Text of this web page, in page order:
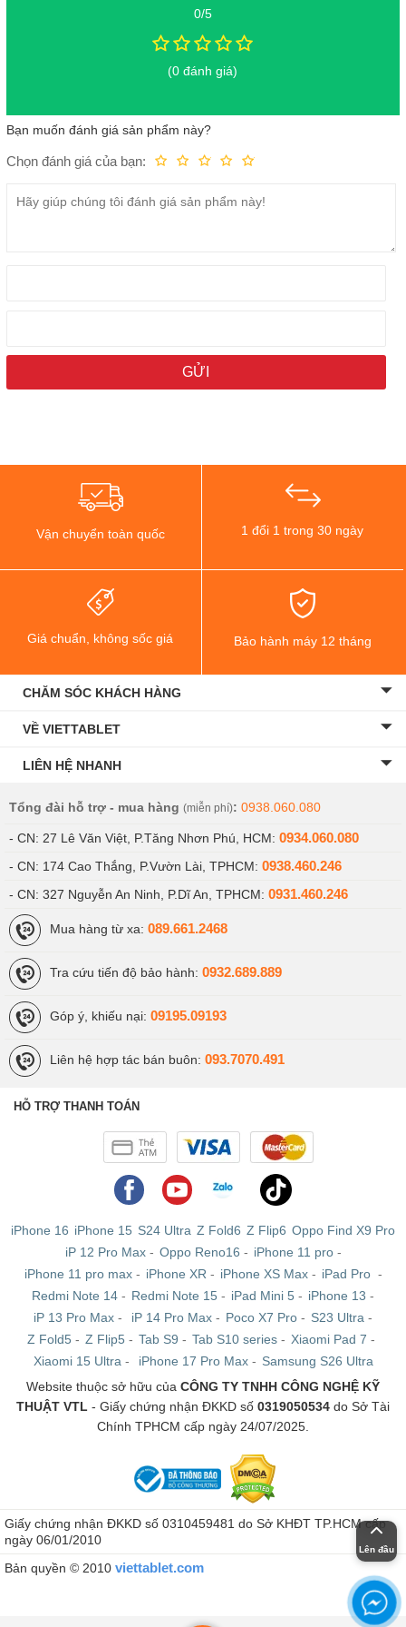
iPad Pro 12.9 inch (2021) Wifi có chất lượng
camera khá tốt!
iPad Pro 12.9 inch (2021) 5G sở hữu camera có chất lượng khá tốt
Bên cạnh đó, chiếc máy này còn hỗ trợquay video chất lượng
4K @60fps . Không những thế, iPad Pro 12.9 inch (2021) 5G còn
sở hữu một camera trước có độ phân giải lên đến 12 MP.
Một số tính năng khác trên iPad Pro 12.9 inch (2021) 5G như sau:
Bluetooth 5.0, A2DP, LE, EDR, Face ID, seri,...
0/5
(0 đánh giá)
Bạn muốn đánh giá sản phẩm này?
Chọn đánh giá của bạn: Tuyệt vời!
Rất tốt
Trung bình
Fair
Kém
Vận chuyển toàn quốc 1 đổi 1 trong 30 ngày
Giá chuẩn, không sốc giá Bảo hành máy 12 tháng
CHĂM SÓC KHÁCH HÀNG
VỀ VIETTABLET
LIÊN HỆ NHANH
Tổng đài hỗ trợ - mua hàng (miễn phí): 0938.060.080
- CN: 27 Lê Văn Việt, P.Tăng Nhơn Phú, HCM: 0934.060.080
- CN: 174 Cao Thắng, P.Vườn Lài, TPHCM: 0938.460.246
- CN: 327 Nguyễn An Ninh, P.Dĩ An, TPHCM: 0931.460.246
Mua hàng từ xa: 089.661.2468
Tra cứu tiến độ bảo hành: 0932.689.889
Góp ý, khiếu nại: 09195.09193
Liên hệ hợp tác bán buôn: 093.7070.491
HỖ TRỢ THANH TOÁN
iPhone 16 iPhone 15 S24 Ultra Z Fold6 Z Flip6 Oppo Find X9 Pro
iP 12 Pro Max- Oppo Reno16 - iPhone 11 pro-
iPhone 11 pro max- iPhone XR - iPhone XS Max- iPad Pro -
Redmi Note 14 - Redmi Note 15 - iPad Mini 5 - iPhone 13 -
iP 13 Pro Max - iP 14 Pro Max - Poco X7 Pro - S23 Ultra -
Z Fold5 - Z Flip5 - Tab S9 - Tab S10 series - Xiaomi Pad 7 -
Xiaomi 15 Ultra - iPhone 17 Pro Max- Samsung S26 Ultra
Website thuộc sở hữu của CÔNG TY TNHH CÔNG NGHỆ KỸ
THUẬT VTL - Giấy chứng nhận ĐKKD số 0319050534 do Sở Tài
Chính TPHCM cấp ngày 24/07/2025.
Giấy chứng nhận ĐKKD số 0310459481 do Sở KHĐT TP.HCM cấp
ngày 06/01/2010
Bản quyền © 2010 viettablet.com
Lên đầu